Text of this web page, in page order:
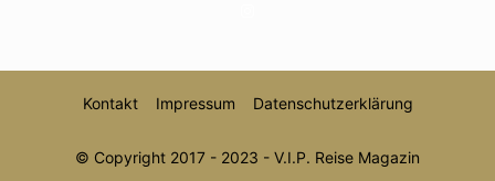
Kontakt Impressum Datenschutzerklärung
© Copyright 2017 - 2023 - V.I.P. Reise Magazin